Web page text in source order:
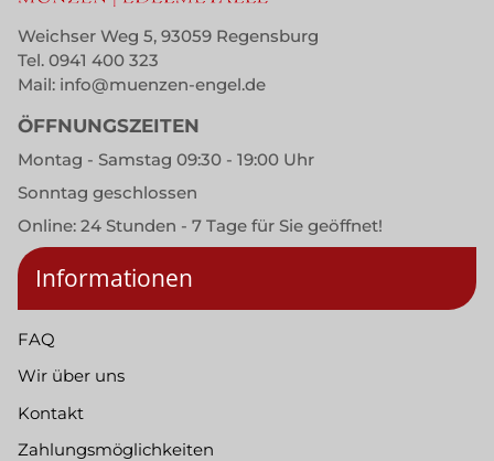
Weichser Weg 5, 93059 Regensburg
Tel. 0941 400 323
Mail: info@muenzen-engel.de
ÖFFNUNGSZEITEN
Montag - Samstag 09:30 - 19:00 Uhr
Sonntag geschlossen
Online: 24 Stunden - 7 Tage für Sie geöffnet!
Informationen
FAQ
Wir über uns
Kontakt
Zahlungsmöglichkeiten